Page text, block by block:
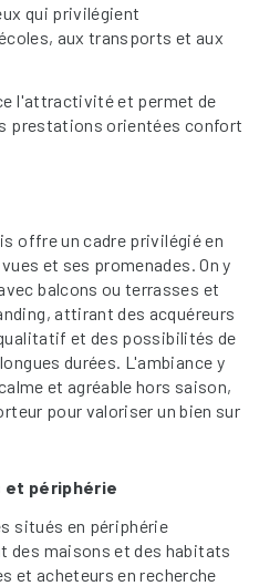
qui privilégient
aux transports et aux
l'attractivité et permet de
prestations orientées confort
offre un cadre privilégié en
et ses promenades. On y
balcons ou terrasses et
attirant des acquéreurs
et des possibilités de
durées. L'ambiance y
et agréable hors saison,
pour valoriser un bien sur
et périphérie
situés en périphérie
des maisons et des habitats
et acheteurs en recherche